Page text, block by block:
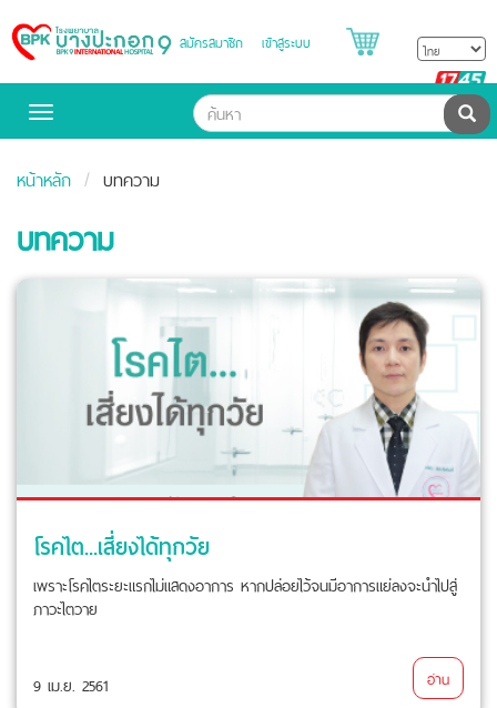
Bangpakok
Hospital
สมัครสมาชิก เข้าสู่ระบบ
Toggle
ค้น
หน้าหลัก บทความ
บทความ
โรคไต...เสี่ยงได้ทุกวัย
เพราะโรคไตระยะแรกไม่แสดงอาการ หากปล่อยไว้จนมีอาการแย่ลงจะนำไปสู่
ภาวะไตวาย
9 เม.ย. 2561 อ่าน